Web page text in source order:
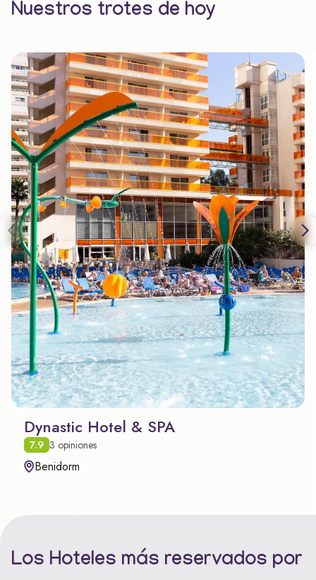
Nuestros trotes de hoy
Dynastic Hotel & SPA
7.9 3 opiniones
Benidorm
Los Hoteles más reservados por